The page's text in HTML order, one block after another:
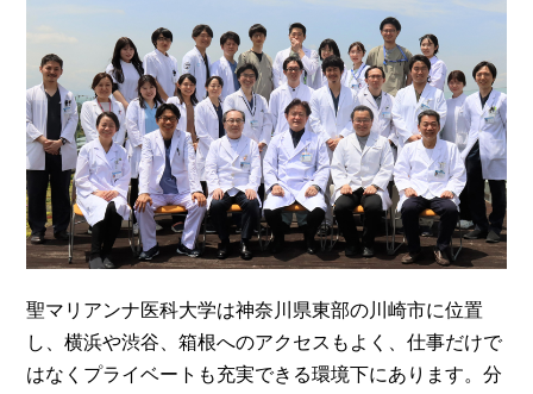
聖マリアンナ医科大学は神奈川県東部の川崎市に位置
し、横浜や渋谷、箱根へのアクセスもよく、仕事だけで
はなくプライベートも充実できる環境下にあります。分